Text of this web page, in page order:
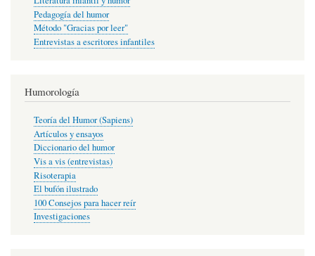
Pedagogía del humor
Método "Gracias por leer"
Entrevistas a escritores infantiles
Humorología
Teoría del Humor (Sapiens)
Artículos y ensayos
Diccionario del humor
Vis a vis (entrevistas)
Risoterapia
El bufón ilustrado
100 Consejos para hacer reír
Investigaciones